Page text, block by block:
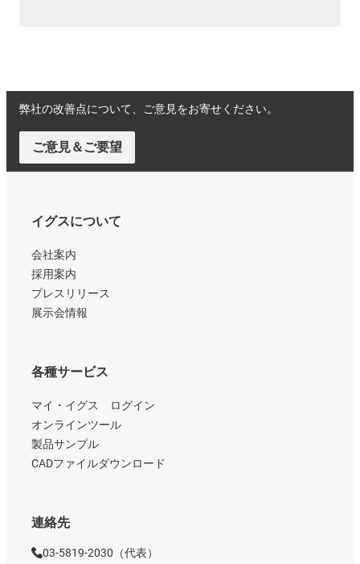
弊社の改善点について、ご意見をお寄せください。
ご意見＆ご要望
イグスについて
会社案内
採用案内
プレスリリース
展示会情報
各種サービス
マイ・イグス ログイン
オンラインツール
製品サンプル
CADファイルダウンロード
連絡先
03-5819-2030（代表）